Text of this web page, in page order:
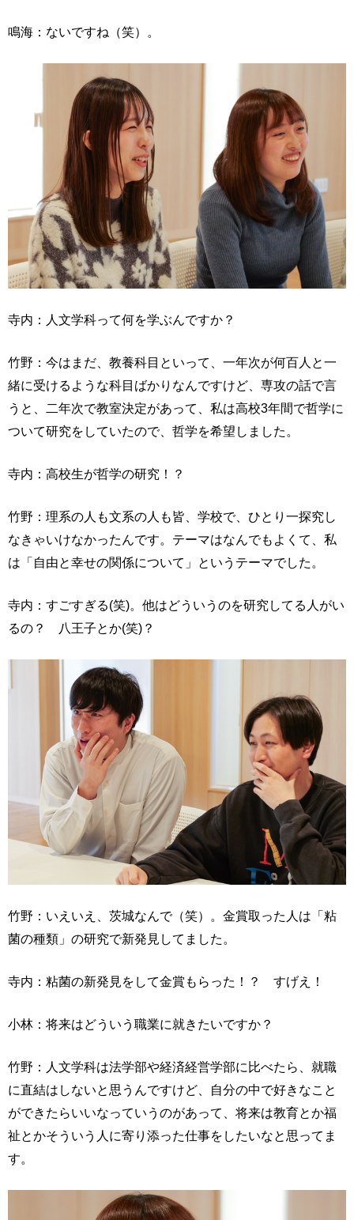
鳴海：ないですね（笑）。
寺内：人文学科って何を学ぶんですか？
竹野：今はまだ、教養科目といって、一年次が何百人と一
緒に受けるような科目ばかりなんですけど、専攻の話で言
うと、二年次で教室決定があって、私は高校3年間で哲学に
ついて研究をしていたので、哲学を希望しました。
寺内：高校生が哲学の研究！？
竹野：理系の人も文系の人も皆、学校で、ひとり一探究し
なきゃいけなかったんです。テーマはなんでもよくて、私
は「自由と幸せの関係について」というテーマでした。
寺内：すごすぎる(笑)。他はどういうのを研究してる人がい
るの？ 八王子とか(笑)？
竹野：いえいえ、茨城なんで（笑）。金賞取った人は「粘
菌の種類」の研究で新発見してました。
寺内：粘菌の新発見をして金賞もらった！？ すげえ！
小林：将来はどういう職業に就きたいですか？
竹野：人文学科は法学部や経済経営学部に比べたら、就職
に直結はしないと思うんですけど、自分の中で好きなこと
ができたらいいなっていうのがあって、将来は教育とか福
祉とかそういう人に寄り添った仕事をしたいなと思ってま
す。